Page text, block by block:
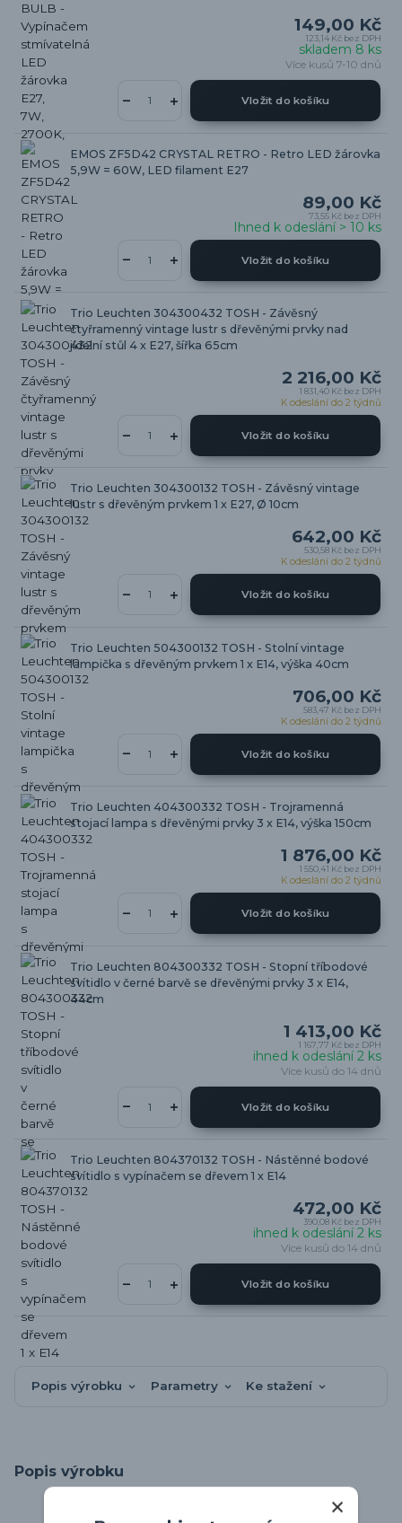
149,00 Kč
123,14 Kč bez DPH
skladem 8 ks
Více kusů 7-10 dnů
Vložit do košíku
EMOS ZF5D42 CRYSTAL RETRO - Retro LED žárovka
5,9W = 60W, LED filament E27
89,00 Kč
73,55 Kč bez DPH
Ihned k odeslání > 10 ks
Vložit do košíku
Trio Leuchten 304300432 TOSH - Závěsný
čtyřramenný vintage lustr s dřevěnými prvky nad
jídelní stůl 4 x E27, šířka 65cm
2 216,00 Kč
1 831,40 Kč bez DPH
K odeslání do 2 týdnů
Vložit do košíku
Trio Leuchten 304300132 TOSH - Závěsný vintage
lustr s dřevěným prvkem 1 x E27, Ø 10cm
642,00 Kč
530,58 Kč bez DPH
K odeslání do 2 týdnů
Vložit do košíku
Trio Leuchten 504300132 TOSH - Stolní vintage
lampička s dřevěným prvkem 1 x E14, výška 40cm
706,00 Kč
583,47 Kč bez DPH
K odeslání do 2 týdnů
Vložit do košíku
Trio Leuchten 404300332 TOSH - Trojramenná
stojací lampa s dřevěnými prvky 3 x E14, výška 150cm
1 876,00 Kč
1 550,41 Kč bez DPH
K odeslání do 2 týdnů
Vložit do košíku
Trio Leuchten 804300332 TOSH - Stopní tříbodové
svítidlo v černé barvě se dřevěnými prvky 3 x E14,
44cm
1 413,00 Kč
1 167,77 Kč bez DPH
ihned k odeslání 2 ks
Více kusů do 14 dnů
Vložit do košíku
Trio Leuchten 804370132 TOSH - Nástěnné bodové
svítidlo s vypínačem se dřevem 1 x E14
472,00 Kč
390,08 Kč bez DPH
ihned k odeslání 2 ks
Více kusů do 14 dnů
Vložit do košíku
Popis výrobku Parametry Ke stažení
Popis výrobku